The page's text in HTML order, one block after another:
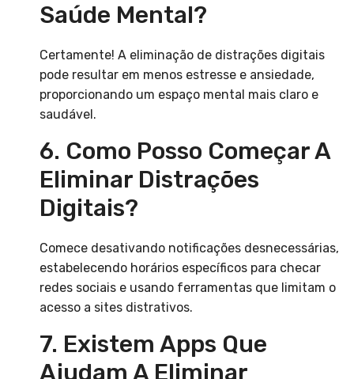
Saúde Mental?
Certamente! A eliminação de distrações digitais
pode resultar em menos estresse e ansiedade,
proporcionando um espaço mental mais claro e
saudável.
6. Como Posso Começar A
Eliminar Distrações
Digitais?
Comece desativando notificações desnecessárias,
estabelecendo horários específicos para checar
redes sociais e usando ferramentas que limitam o
acesso a sites distrativos.
7. Existem Apps Que
Ajudam A Eliminar